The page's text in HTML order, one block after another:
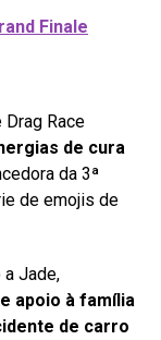
Finale
Race
de cura
da 3ª
de emojis de
Jade,
apoio à família
de carro